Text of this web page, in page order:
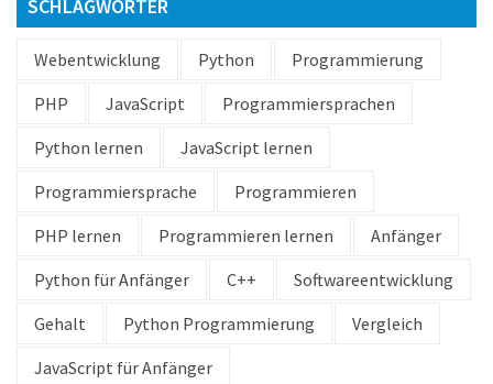
SCHLAGWÖRTER
Webentwicklung Python
Programmierung
PHP
JavaScript
Programmiersprachen
Python lernen
JavaScript lernen
Programmiersprache
Programmieren
PHP lernen
Programmieren lernen
Anfänger
Python für Anfänger
C++
Softwareentwicklung
Gehalt
Python Programmierung
Vergleich
JavaScript für Anfänger